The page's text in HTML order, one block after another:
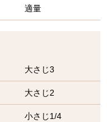
適量
大さじ3
大さじ2
小さじ1/4